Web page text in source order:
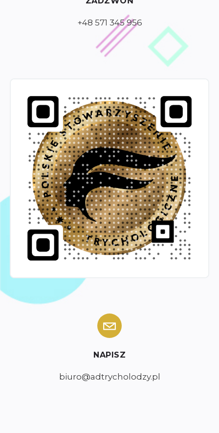
+48 571 345 956
NAPISZ
biuro@adtrycholodzy.pl